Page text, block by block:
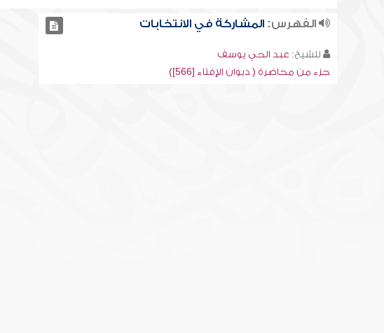
الفهرس:المشاركة في الانتخابات
للشيخ: عبد الحي يوسف
جزء من محاضرة ( ديوان الإفتاء [566])